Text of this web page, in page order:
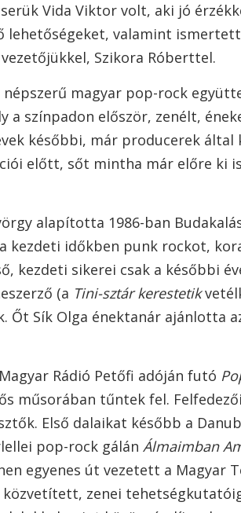
Vida Viktor volt, aki jó
lehetőségeket, valamint
Szikora Róberttel.
magyar pop-rock
a színpadon először, zenélt,
későbbi, már producerek
előtt, sőt mintha már előre ki
alapította 1986-ban
kezdeti időkben punk rockot,
kezdeti sikerei csak a későbbi
(a Tini-sztár kerestetik
Őt Sík Olga énektanár ajánlotta
Rádió Petőfi adóján futó
műsorában tűntek fel.
Első dalaikat később a
pop-rock gálán Álmaimban
egyenes út vezetett a Magyar
zenei